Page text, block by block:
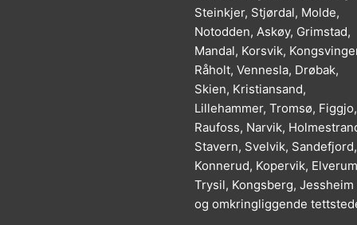
Steinkjer, Stjørdal, Molde,
Notodden, Askøy, Grimstad,
Mandal, Korsvik,
Råholt, Vennesla, Drøbak,
Skien, Kristiansand,
Lillehammer, Tromsø, Figgjo,
Raufoss, Narvik,
Stavern, Svelvik, Sandefjord,
Konnerud, Kopervik,
Trysil, Kongsberg, Jessheim
og omkringliggende